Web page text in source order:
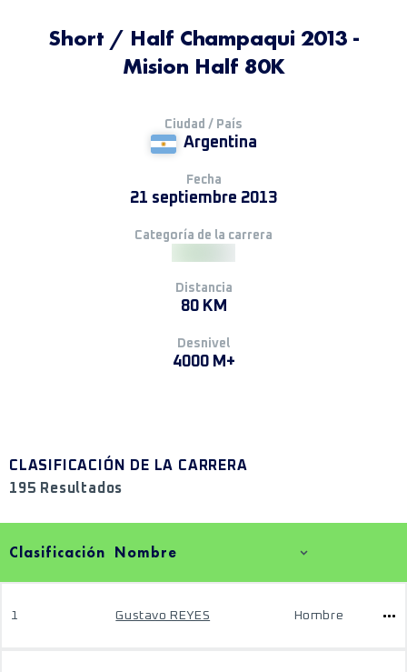
Short / Half Champaqui 2013 -
Mision Half 80K
Ciudad / País
Argentina
Fecha
21 septiembre 2013
Categoría de la carrera
Distancia
80 KM
Desnivel
4000 M+
CLASIFICACIÓN DE LA CARRERA
195 Resultados
Clasificación Nombre
1 Gustavo REYES Hombre